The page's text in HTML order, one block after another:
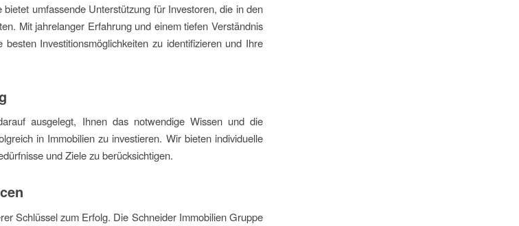
umfassende Unterstützung für Investoren, die in den
Mit jahrelanger Erfahrung und einem tiefen Verständnis
Investitionsmöglichkeiten zu identifizieren und Ihre
ausgelegt, Ihnen das notwendige Wissen und die
in Immobilien zu investieren. Wir bieten individuelle
und Ziele zu berücksichtigen.
Schlüssel zum Erfolg. Die Schneider Immobilien Gruppe